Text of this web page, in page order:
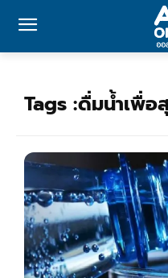
Tags :ดื่มน้ำเพื่อ